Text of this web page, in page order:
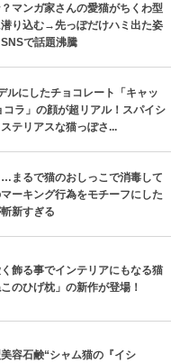
マンガ家さんの愛猫がちくわ型
り込む→先っぽだけハミ出た姿
で話題沸騰
ルにしたチョコレート「キャッ
コラ」の顔が超リアル！スパイシ
テリアスな猫っぽさ...
まるで猫のおしっこで消毒して
ーキング行為をモチーフにした
新すぎる
飾る事でインテリアにもなる猫
のひげ枕」の新作が登場！
容石鹸“シャム猫の『イシ